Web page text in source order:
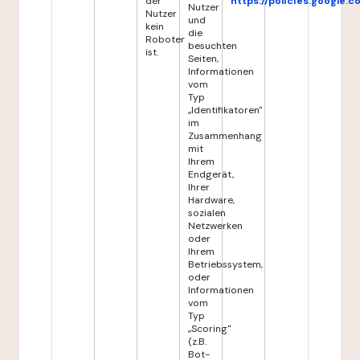
Nutzer
kein
Roboter
ist.
Nutzer
und
die
besuchten
Seiten,
Informationen
vom
Typ
„Identifikatoren"
im
Zusammenhang
mit
Ihrem
Endgerät,
Ihrer
Hardware,
sozialen
Netzwerken
oder
Ihrem
Betriebssystem,
oder
Informationen
vom
Typ
„Scoring"
(z.B.
Bot-